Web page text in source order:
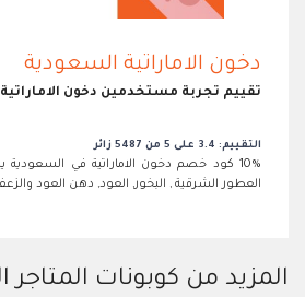
دخون الاماراتية السعودية
تقييم تجربة مستخدمين دخون
التقييم: 3.4 على 5 من 5487 زائر
10% كود خصم دخون الاماراتية في
العطور الشرقية , البخور, العود, دهن العود والزعفران
المزيد من كوبونات المتاجر